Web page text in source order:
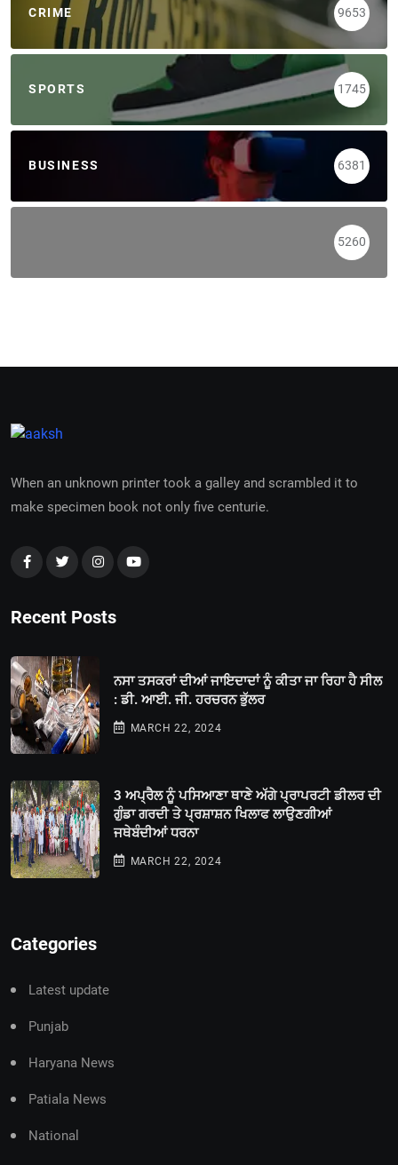
CRIME 9653
SPORTS 1745
BUSINESS 6381
5260
When an unknown printer took a galley and scrambled it to
make specimen book not only five centurie.
Recent Posts
ਨਸਾ ਤਸਕਰਾਂ ਦੀਆਂ ਜਾਇਦਾਦਾਂ ਨੂੰ ਕੀਤਾ ਜਾ ਰਿਹਾ ਹੈ ਸੀਲ
: ਡੀ. ਆਈ. ਜੀ. ਹਰਚਰਨ ਭੁੱਲਰ
MARCH 22, 2024
3 ਅਪ੍ਰੈਲ ਨੂੰ ਪਸਿਆਣਾ ਥਾਣੇ ਅੱਗੇ ਪ੍ਰਾਪਰਟੀ ਡੀਲਰ ਦੀ
ਗੁੰਡਾ ਗਰਦੀ ਤੇ ਪ੍ਰਸ਼ਾਸ਼ਨ ਖਿਲਾਫ ਲਾਉਣਗੀਆਂ
ਜਥੇਬੰਦੀਆਂ ਧਰਨਾ
MARCH 22, 2024
Categories
Latest update
Punjab
Haryana News
Patiala News
National